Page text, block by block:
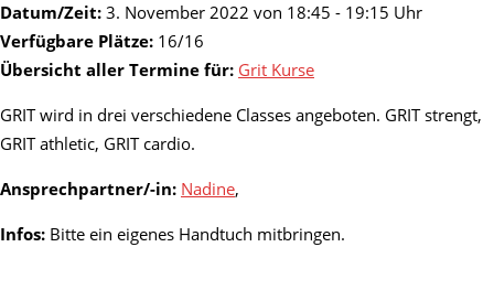
Datum/Zeit: 3. November 2022 von 18:45 - 19:15 Uhr
Verfügbare Plätze: 16/16
Übersicht aller Termine für: Grit Kurse
GRIT wird in drei verschiedene Classes angeboten. GRIT strengt,
GRIT athletic, GRIT cardio.
Ansprechpartner/-in: Nadine,
Infos: Bitte ein eigenes Handtuch mitbringen.